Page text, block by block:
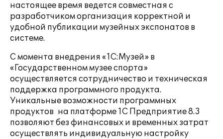
настоящее время ведется совместная с
разработчиком организация корректной и
удобной публикации музейных экспонатов в
системе.
С момента внедрения «1С:Музей» в
«Государственном музее спорта»
осуществляется сотрудничество и техническая
поддержка программного продукта.
Уникальные возможности программных
продуктов на платформе 1С Предприятие 8.3
позволяют без финансовых и временных затрат
осуществлять индивидуальную настройку